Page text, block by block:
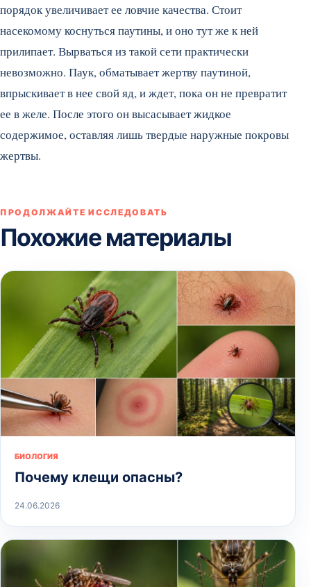
порядок увеличивает ее ловчие качества. Стоит
насекомому коснуться паутины, и оно тут же к ней
прилипает. Вырваться из такой сети практически
невозможно. Паук, обматывает жертву паутиной,
впрыскивает в нее свой яд, и ждет, пока он не превратит
ее в желе. После этого он высасывает жидкое
содержимое, оставляя лишь твердые наружные покровы
жертвы.
ПРОДОЛЖАЙТЕ ИССЛЕДОВАТЬ
Похожие материалы
БИОЛОГИЯ
Почему клещи опасны?
24.06.2026